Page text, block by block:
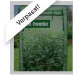
Verpasst!